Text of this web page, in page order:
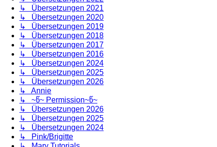
↳ Übersetzungen 2021
↳ Übersetzungen 2020
↳ Übersetzungen 2019
↳ Übersetzungen 2018
↳ Übersetzungen 2017
↳ Übersetzungen 2016
↳ Übersetzungen 2024
↳ Übersetzungen 2025
↳ Übersetzungen 2026
↳ Annie
↳ ~წ~ Permission~წ~
↳ Übersetzungen 2026
↳ Übersetzungen 2025
↳ Übersetzungen 2024
↳ Pink/Brigitte